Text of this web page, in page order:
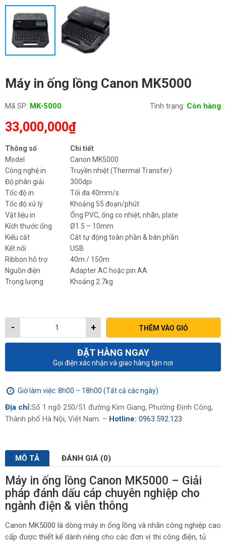
Máy in ống lồng Canon MK5000
Mã SP: MK-5000 Tình trạng: Còn hàng
33,000,000₫
Thông số
Chi tiết
Model
Canon MK5000
Công nghệ in
Truyền nhiệt (Thermal Transfer)
Độ phân giải
300dpi
Tốc độ in
Tối đa 40mm/s
Tốc độ xử lý
Khoảng 55 đoạn/phút
Vật liệu in
Ống PVC, ống co nhiệt, nhãn, plate
Kích thước ống
Ø1.5 – 10mm
Kiểu cắt
Cắt tự động toàn phần & bán phần
Kết nối
USB
Ribbon hỗ trợ
40m / 150m
Nguồn điện
Adapter AC hoặc pin AA
Trọng lượng
Khoảng 2.7kg
+
- THÊM VÀO GIỎ
ĐẶT HÀNG NGAY
Gọi điện xác nhận và giao hàng tận nơi
Giờ làm việc: 8h00 – 18h00 (Tất cả các ngày)
Địa chỉ:Số 1 ngõ 250/51 đường Kim Giang, Phường Định Công,
Thành phố Hà Nội, Việt Nam. – Hotline: 0963.592.123
MÔ TẢ ĐÁNH GIÁ (0)
Máy in ống lồng Canon MK5000 – Giải
pháp đánh dấu cáp chuyên nghiệp cho
ngành điện & viễn thông
Canon MK5000 là dòng máy in ống lồng và nhãn công nghiệp cao
cấp được thiết kế dành riêng cho các đơn vị thi công điện, tủ